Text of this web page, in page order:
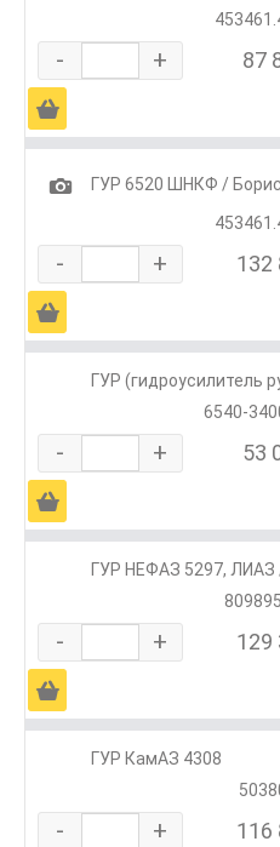
- + 87
Ä
1
ГУР 6520 ШНКФ /
- + 132
Ä
ГУР (гидроусилитель
6540-
- + 53
Ä
ГУР НЕФАЗ 5297, ЛИАЗ
- + 129
Ä
ГУР КамАЗ 4308
- + 116